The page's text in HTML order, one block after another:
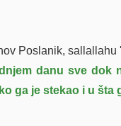
Poslanik, sallallahu
danu sve
ga je stekao i u